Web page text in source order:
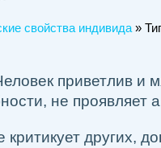
свойства индивида »
приветлив и
не проявляет
других,